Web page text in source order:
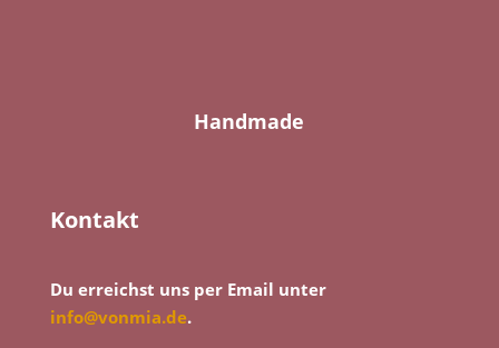
Handmade
Kontakt
Du erreichst uns per Email unter
info@vonmia.de.